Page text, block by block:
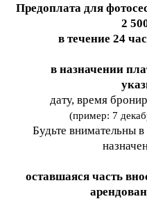
Предоплата для
2
в течение 24
в назначении
дату, время
(пример: 7
Будьте внимательны
оставшаяся часть